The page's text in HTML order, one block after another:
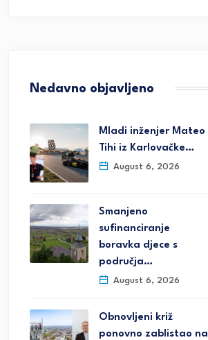
Nedavno objavljeno
Mladi inženjer Mateo
Tihi iz Karlovačke…
August 6, 2026
Smanjeno
sufinanciranje
boravka djece s
područja…
August 6, 2026
Obnovljeni križ
ponovno zablistao na